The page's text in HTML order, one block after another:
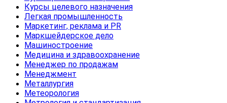
Курсы целевого назначения
Легкая промышленность
Маркетинг, реклама и PR
Маркшейдерское дело
Машиностроение
Медицина и здравоохранение
Менеджер по продажам
Менеджмент
Металлургия
Метеорология